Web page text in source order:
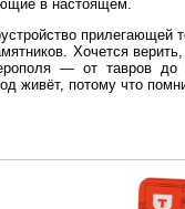
в настоящем.
прилегающей
Хочется
— от тавров
живёт, потому что